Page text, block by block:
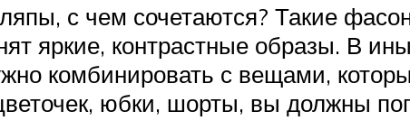
с чем сочетаются? Такие
яркие, контрастные образы. В
комбинировать с вещами,
юбки, шорты, вы должны